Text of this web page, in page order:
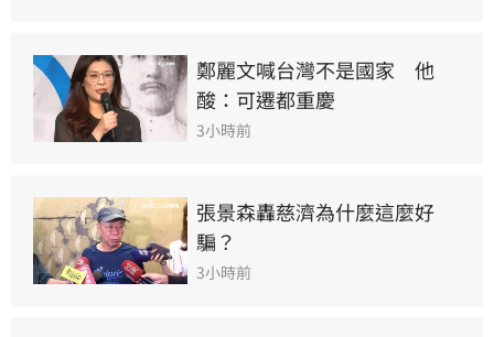
鄭麗文喊台灣不是國家　他
酸：可遷都重慶
3小時前
張景森轟慈濟為什麼這麼好
騙？
3小時前